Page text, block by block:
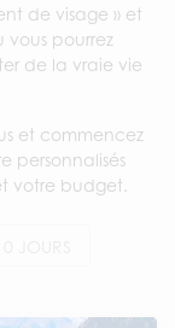
de visage » et
pourrez
de la vraie vie
et commencez
personnalisés
votre budget.